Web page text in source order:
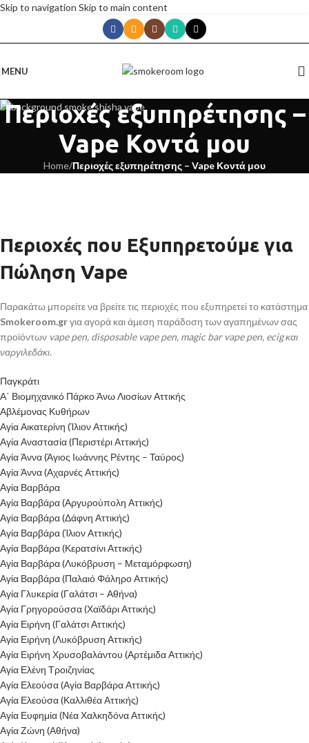
Skip to navigation Skip to main content
MENU
Περιοχές εξυπηρέτησης –
Vape Κοντά μου
Home/Περιοχές εξυπηρέτησης – Vape Κοντά μου
Περιοχές που Εξυπηρετούμε για
Πώληση Vape
Παρακάτω μπορείτε να βρείτε τις περιοχές που εξυπηρετεί το κατάστημα
Smokeroom.grγια αγορά και άμεση παράδοση των αγαπημένων σας
προϊόντων vape pen, disposable vape pen, magic bar vape pen, ecig και
ναργιλεδάκι.
Παγκράτι
Α΄ Βιομηχανικό Πάρκο Άνω Λιοσίων Αττικής
Αβλέμονας Κυθήρων
Αγία Αικατερίνη (Ίλιον Αττικής)
Αγία Αναστασία (Περιστέρι Αττικής)
Αγία Άννα (Άγιος Ιωάννης Ρέντης – Ταύρος)
Αγία Άννα (Αχαρνές Αττικής)
Αγία Βαρβάρα
Αγία Βαρβάρα (Αργυρούπολη Αττικής)
Αγία Βαρβάρα (Δάφνη Αττικής)
Αγία Βαρβάρα (Ίλιον Αττικής)
Αγία Βαρβάρα (Κερατσίνι Αττικής)
Αγία Βαρβάρα (Λυκόβρυση – Μεταμόρφωση)
Αγία Βαρβάρα (Παλαιό Φάληρο Αττικής)
Αγία Γλυκερία (Γαλάτσι – Αθήνα)
Αγία Γρηγορούσσα (Χαϊδάρι Αττικής)
Αγία Ειρήνη (Γαλάτσι Αττικής)
Αγία Ειρήνη (Λυκόβρυση Αττικής)
Αγία Ειρήνη Χρυσοβαλάντου (Αρτέμιδα Αττικής)
Αγία Ελένη Τροιζηνίας
Αγία Ελεούσα (Αγία Βαρβάρα Αττικής)
Αγία Ελεούσα (Καλλιθέα Αττικής)
Αγία Ευφημία (Νέα Χαλκηδόνα Αττικής)
Αγία Ζώνη (Αθήνα)